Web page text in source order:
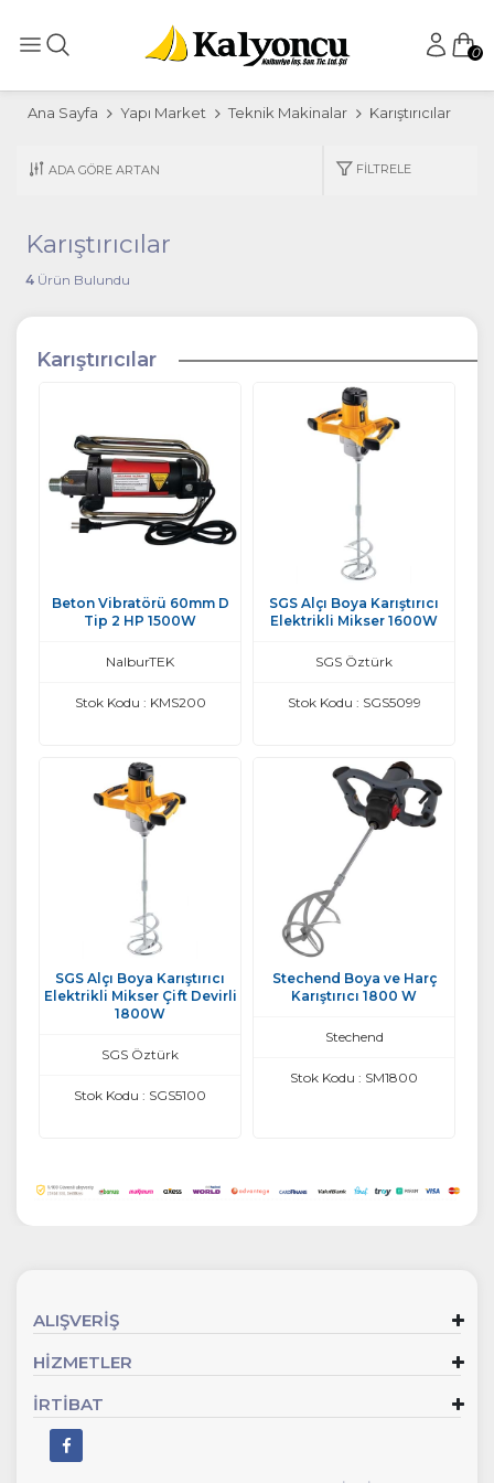
0
Ana Sayfa Yapı Market Teknik Makinalar Karıştırıcılar
FILTRELE
Karıştırıcılar
4Ürün Bulundu
Karıştırıcılar
Beton Vibratörü 60mm D
Tip 2 HP 1500W
NalburTEK
Stok Kodu : KMS200
SGS Alçı Boya Karıştırıcı
Elektrikli Mikser 1600W
SGS Öztürk
Stok Kodu : SGS5099
SGS Alçı Boya Karıştırıcı
Elektrikli Mikser Çift Devirli
1800W
SGS Öztürk
Stok Kodu : SGS5100
Stechend Boya ve Harç
Karıştırıcı 1800 W
Stechend
Stok Kodu : SM1800
ALIŞVERİŞ
HİZMETLER
İRTİBAT